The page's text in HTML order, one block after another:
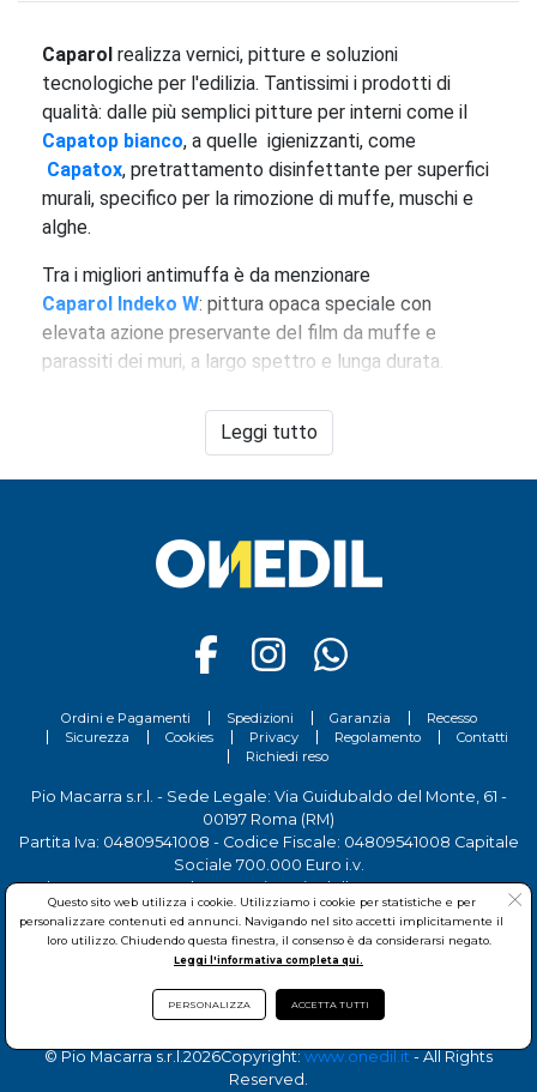
Caparol realizza vernici, pitture e soluzioni
tecnologiche per l'edilizia. Tantissimi i prodotti di
qualità: dalle più semplici pitture per interni come il
Capatop bianco, a quelle igienizzanti, come
Capatox, pretrattamento disinfettante per superfici
murali, specifico per la rimozione di muffe, muschi e
alghe.
Tra i migliori antimuffa è da menzionare
Caparol Indeko W: pittura opaca speciale con
elevata azione preservante del film da muffe e
parassiti dei muri, a largo spettro e lunga durata.
Tra le pitture per interni più performanti, invece,
, pittura fine per interni, liscia al
esempio soggiorni, camere da letto, locali hobby, etc.
Scopri tutti i prodotti Caparol sul nostro sito.
Leggi tutto
Ordini e Pagamenti Spedizioni Garanzia
Recesso
Sicurezza
Cookies Privacy Regolamento
Contatti
Richiedi reso
Pio Macarra s.r.l. - Sede Legale: Via Guidubaldo del Monte, 61 -
00197 Roma (RM)
Partita Iva: 04809541008 - Codice Fiscale: 04809541008 Capitale
Sociale 700.000 Euro i.v.
Tel.06 81156444- Sede Operativa: Via delle Imprese, 7 - 00030
San Cesareo (RM)
© Pio Macarra s.r.l.2026Copyright: www.onedil.it - All Rights
Reserved.
Questo sito web utilizza i cookie. Utilizziamo i cookie per statistiche e per
personalizzare contenuti ed annunci. Navigando nel sito accetti implicitamente il
loro utilizzo. Chiudendo questa finestra, il consenso è da considerarsi negato.
Leggi l'informativa completa qui.
PERSONALIZZA ACCETTA TUTTI